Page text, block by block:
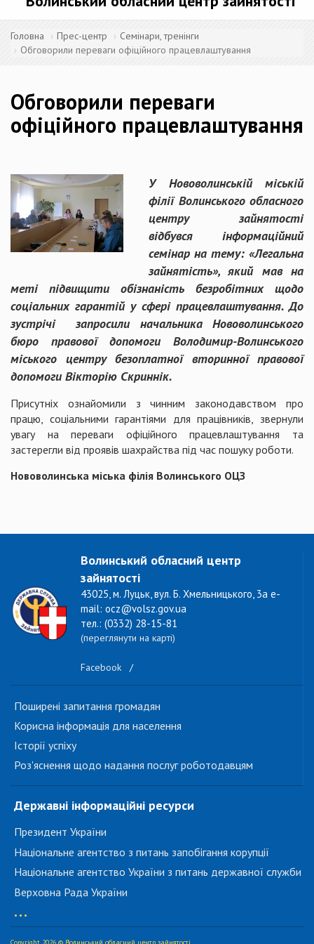
Головна Прес-центр
Семінари, тренінги
Обговорили переваги офіційного працевлаштування
Обговорили переваги
офіційного працевлаштування
У Нововолинській міській
філії Волинського обласного
центру зайнятості
відбувся інформаційний
семінар на тему: «Легальна
зайнятість», який мав на
меті підвищити обізнаність безробітних щодо
соціальних гарантій у сфері працевлаштування. До
зустрічі запросили начальника Нововолинського
бюро правової допомоги Володимир-Волинського
міського центру безоплатної вторинної правової
допомоги Вікторію Скриннік.
Присутніх ознайомили з чинним законодавством про
працю, соціальними гарантіями для працівників, звернули
увагу на переваги офіційного працевлаштування та
застерегли від проявів шахрайства під час пошуку роботи.
Нововолинська міська філія Волинського ОЦЗ
Волинський обласний центр
зайнятості
43025, м. Луцьк, вул. Б. Хмельницького, 3а e-
mail: ocz@volsz.gov.ua
тел.: (0332) 28-15-81
(переглянути на карті)
Facebook /
Поширені запитання громадян
Корисна інформація для населення
Історії успіху
Роз'яснення щодо надання послуг роботодавцям
Державні інформаційні ресурси
Президент України
Національне агентство з питань запобігання корупції
Національне агентство України з питань державної служби
Верховна Рада України
...
Copyright 2026 © Волинський обласний центр зайнятості